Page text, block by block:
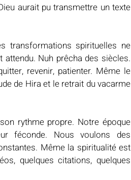
aurait pu transmettre un texte
transformations spirituelles ne
Nuh prêcha des siècles.
revenir, patienter. Même le
rythme propre. Notre époque
féconde. Nous voulons des
Même la spiritualité est
quelques citations, quelques